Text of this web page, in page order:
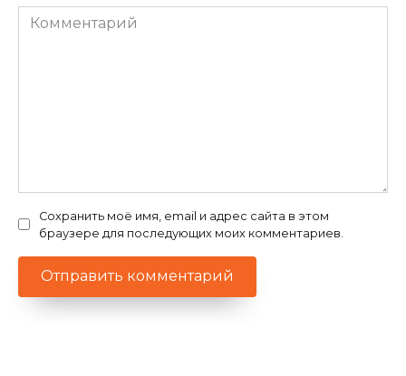
Комментарий
Сохранить моё имя, email и адрес сайта в этом
браузере для последующих моих комментариев.